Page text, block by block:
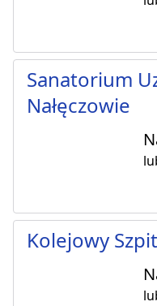
Sanatorium
Nałęczowie
Kolejowy